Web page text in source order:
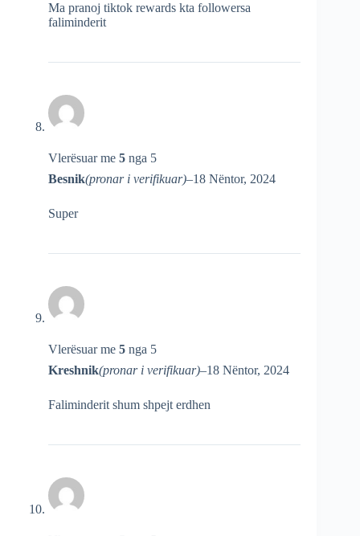
Ma pranoj tiktok rewards kta followersa
faliminderit
Vlerësuar me 5 nga 5
Besnik(pronar i verifikuar)–18 Nëntor, 2024
Super
Vlerësuar me 5 nga 5
Kreshnik(pronar i verifikuar)–18 Nëntor, 2024
Faliminderit shum shpejt erdhen